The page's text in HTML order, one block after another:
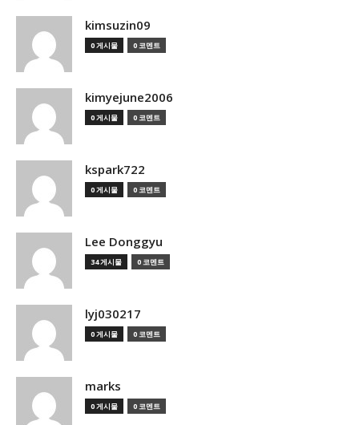
kimsuzin09
0 게시물 0 코멘트
kimyejune2006
0 게시물 0 코멘트
kspark722
0 게시물 0 코멘트
Lee Donggyu
34 게시물 0 코멘트
lyj030217
0 게시물 0 코멘트
marks
0 게시물 0 코멘트